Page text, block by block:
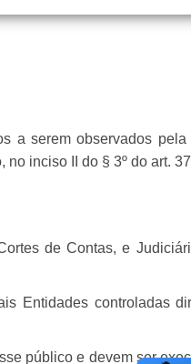
a serem observados pela
inciso II do § 3º do art.
de Contas, e
Entidades controladas
público e devem ser